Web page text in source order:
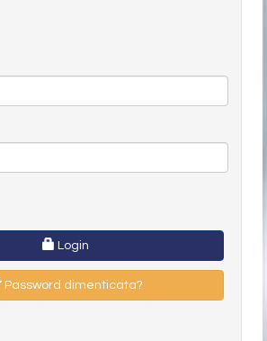
Login
Password dimenticata?